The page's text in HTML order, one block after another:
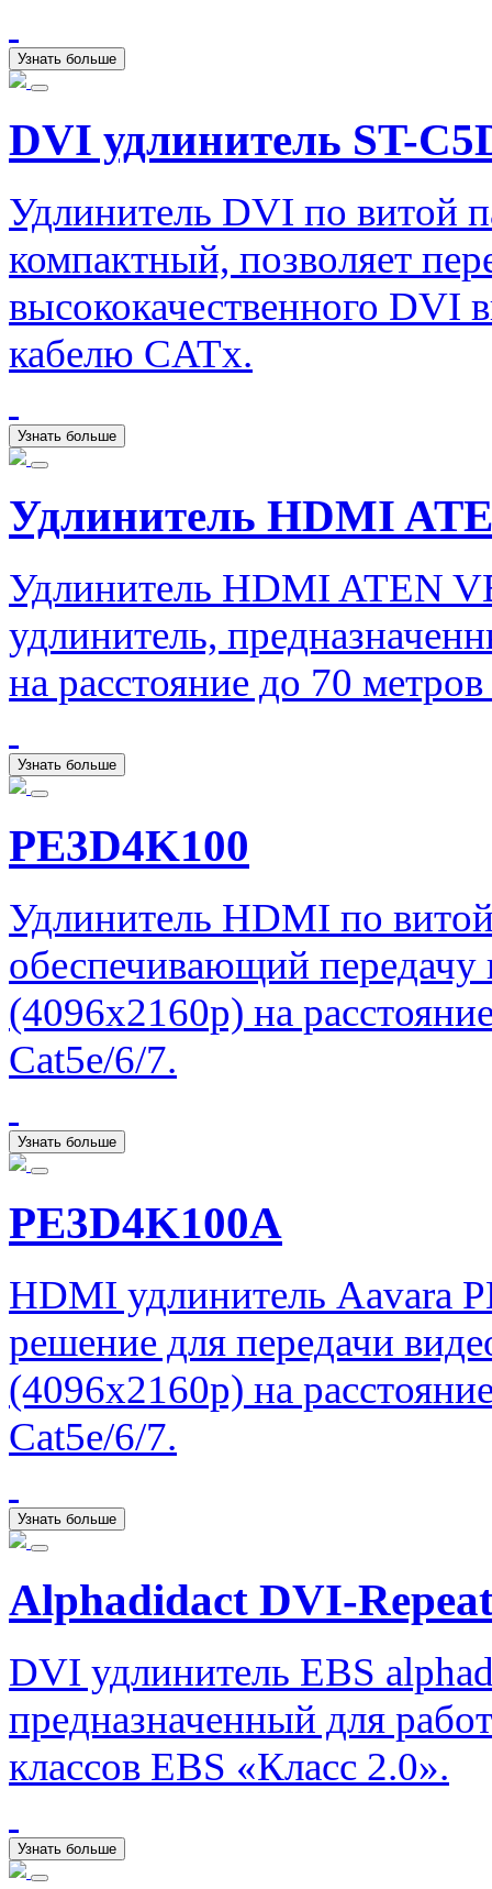
Узнать больше
DVI удлинитель ST-
Удлинитель DVI по витой
компактный, позволяет
высококачественного DVI
кабелю CATx.
Узнать больше
Удлинитель HDMI
Удлинитель HDMI ATEN
удлинитель,
на расстояние до 70
Узнать больше
PE3D4K100
Удлинитель HDMI по
обеспечивающий
(4096x2160p) на
Cat5e/6/7.
Узнать больше
PE3D4K100A
HDMI удлинитель Aavara
решение для передачи
(4096x2160p) на
Cat5e/6/7.
Узнать больше
Alphadidact DVI-
DVI удлинитель EBS
предназначенный для
классов EBS «Класс 2.0».
Узнать больше